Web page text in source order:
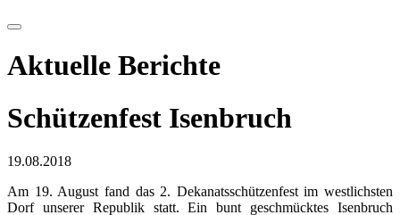
Aktuelle Berichte
Schützenfest Isenbruch
19.08.2018
Am 19. August fand das 2. Dekanatsschützenfest im westlichsten
Dorf unserer Republik statt. Ein bunt geschmücktes Isenbruch